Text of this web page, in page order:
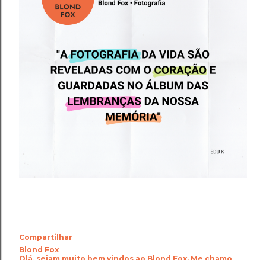
Compartilhar
Blond Fox